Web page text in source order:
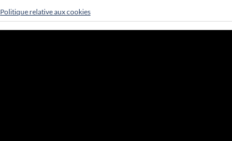
Politique relative aux cookies